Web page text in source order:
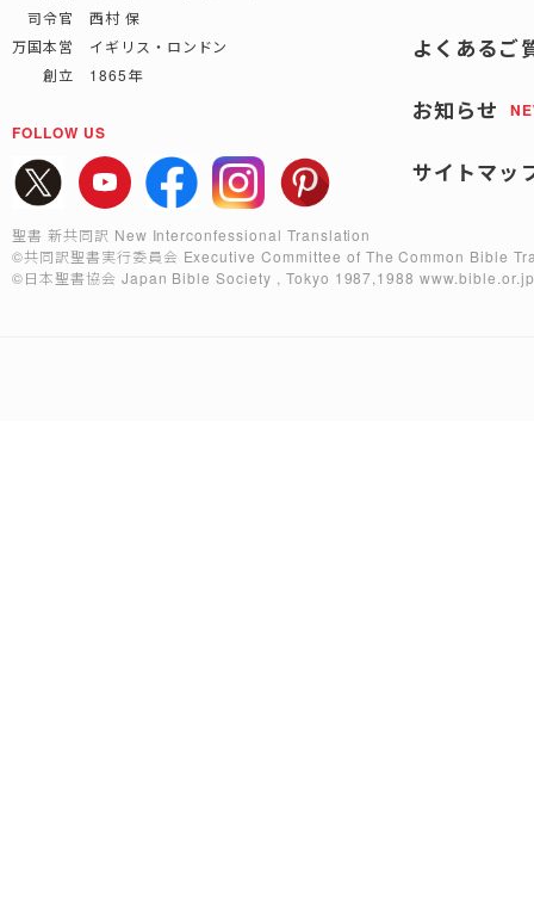
司令官 西村 保
万国本営 イギリス・ロンドン
創立 1865年
FOLLOW US
よくあるご
お知らせ
サイトマッ
聖書 新共同訳 New Interconfessional Translation
©共同訳聖書実行委員会 Executive Committee of The Common Bible
©日本聖書協会 Japan Bible Society , Tokyo 1987,1988www.bible.or.jp